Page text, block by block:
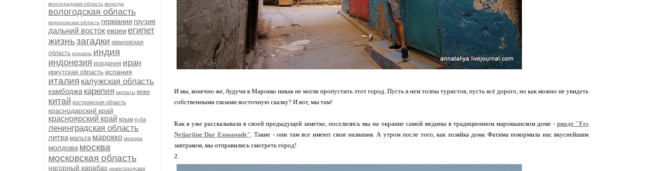
волгоградская область вологда
вологодская область
воронежская область германия грузия
дальний востокевреиегипет
жизньзагадки ивановская
область израиль индия
индонезия иордания иран
иркутская область испания
италия калужская область
камбоджа карелия карпаты кижи
китай костромская область
краснодарский край
красноярский край крым куба
ленинградская область
литва мальта марокко мексика
молдова москва
московская область
нагорный карабах нижегородская
И мы, конечно же, будучи в Марокко никак не могли пропустить этот город. Пусть в нем толпы туристов, пусть всё дорого, но как можно не увидеть
собственными глазами восточную сказку? И вот, мы там!
Как я уже рассказывала в своей предыдущей заметке, поселились мы на окраине самой медины в традиционном марокканском доме - риаде "Fes
Nejjariine Dar Essoaoude". Такие - они там все имеют свои названия. А утром после того, как хозяйка дома Фатима покормила нас вкуснейшим
завтраком, мы отправились смотреть город!
2.